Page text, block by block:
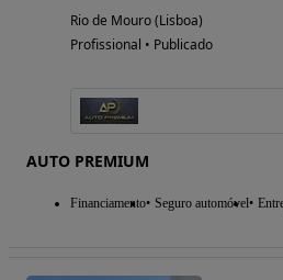
Rio de Mouro (Lisboa)
Profissional • Publicado
AUTO PREMIUM
Financiamento Seguro automóvel